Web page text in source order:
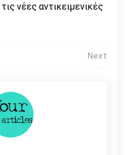
νέες αντικειμενικές
Next